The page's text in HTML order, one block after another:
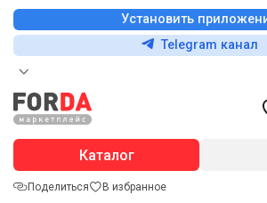
Установить
Telegram канал
Каталог
Поделиться В избранное